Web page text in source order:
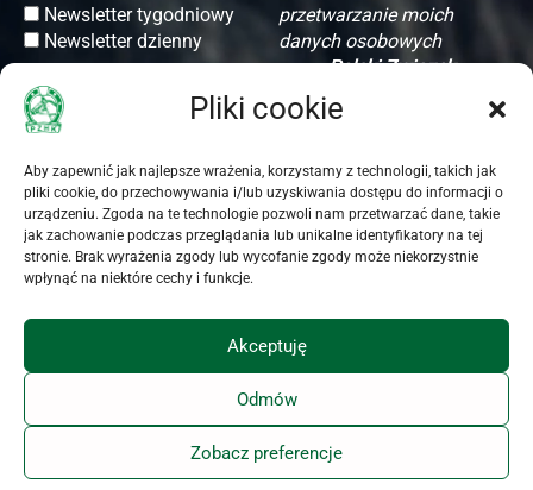
Pliki cookie
Aby zapewnić jak najlepsze wrażenia, korzystamy z technologii, takich jak
pliki cookie, do przechowywania i/lub uzyskiwania dostępu do informacji o
urządzeniu. Zgoda na te technologie pozwoli nam przetwarzać dane, takie
jak zachowanie podczas przeglądania lub unikalne identyfikatory na tej
stronie. Brak wyrażenia zgody lub wycofanie zgody może niekorzystnie
wpłynąć na niektóre cechy i funkcje.
Akceptuję
Odmów
Zobacz preferencje
Newsletter tygodniowy
Newsletter dzienny
przetwarzanie moich
danych osobowych
przezPolski Związek
Hodowców Koni
PZHK) z siedzibą w
ul. Koszykowej 60/62
m. 16, w celu komunikacji
związanej z
uruchomieniem i wysyłką
dobrowolności podania
mi prawach, w
szczególności o prawie
dostępu do treści danych,